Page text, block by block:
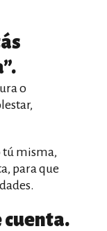
o
tú misma,
para que
cuenta.